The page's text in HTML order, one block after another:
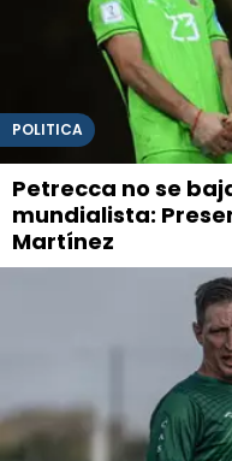
POLITICA
Petrecca no se
mundialista:
Martínez